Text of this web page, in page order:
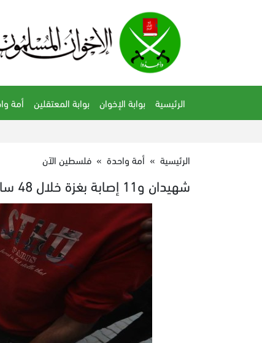
الرئيسية بوابة الإخوان بوابة المعتقلين أمة
الرئيسية » أمة واحدة » فلسطين الآن
شهيدان و11 إصابة بغزة خلال 48 ساعة